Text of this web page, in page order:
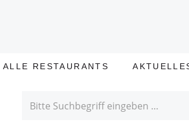
ALLE RESTAURANTS